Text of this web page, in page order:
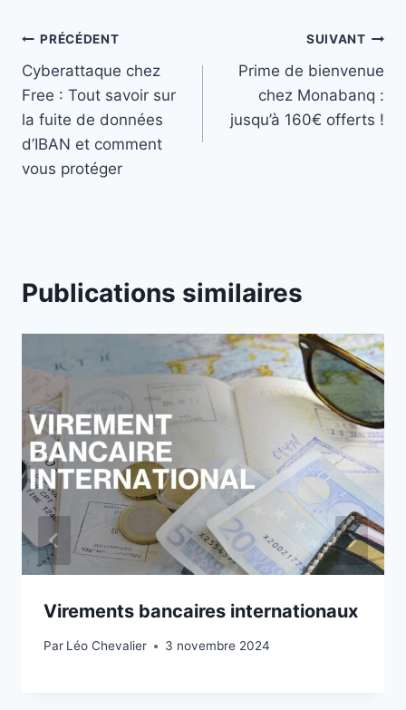
Navigation
de
l’article
PRÉCÉDENT
Cyberattaque chez
Free : Tout savoir sur
la fuite de données
d’IBAN et comment
vous protéger
SUIVANT
Prime de bienvenue
chez Monabanq :
jusqu’à 160€ offerts !
Publications similaires
Virements bancaires internationaux
Par Léo Chevalier 3 novembre 2024